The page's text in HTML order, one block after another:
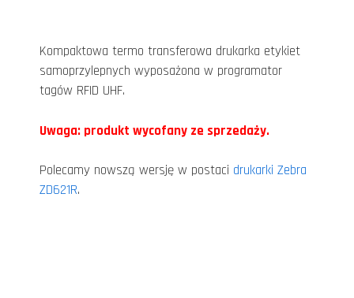
Kompaktowa termo transferowa drukarka etykiet
samoprzylepnych wyposażona w programator
tagów RFID UHF.
Uwaga: produkt wycofany ze sprzedaży.
Polecamy nowszą wersję w postaci drukarki Zebra
ZD621R.